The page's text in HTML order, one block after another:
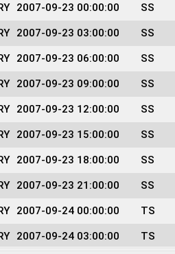
2007-09-23 00:00:00 SS
2007-09-23 03:00:00 SS
2007-09-23 06:00:00 SS
2007-09-23 09:00:00 SS
2007-09-23 12:00:00 SS
2007-09-23 15:00:00 SS
2007-09-23 18:00:00 SS
2007-09-23 21:00:00 SS
2007-09-24 00:00:00 TS
2007-09-24 03:00:00 TS